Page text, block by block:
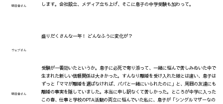
明日香さん
します。会社設立、メディア立ち上げ、そこに息子の中学受験も加わって。
ウェブさん
盛りだくさんな一年！ どんなふうに変化が？
明日香さん
受験が一番効いたというか。息子に必死で寄り添って、一緒に悩んで苦しみぬいた中で
生まれた新しい信頼関係は大きかった。すんなり離婚を受け入れた娘とは違い、息子は
ずっと「ママが離婚を選ばなければ、パパと一緒にいられたのに」と、周囲の友達にも
離婚の事実を隠していました。本当に申し訳なくて苦しかった。ところが中学に入った
この春、仕事と学校のPTA活動の両立に悩んでいた私に、息子が「シングルマザーなの